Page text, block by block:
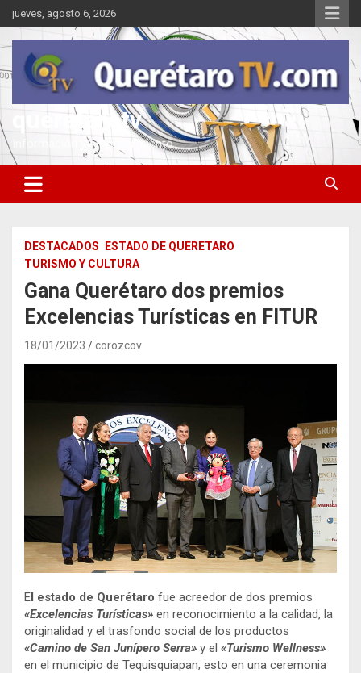
Saltar
al
contenido
jueves, agosto 6, 2026
queretarotv
Información y entretenimiento
DESTACADOS
ESTADO DE QUERETARO
TURISMO Y CULTURA
Gana Querétaro dos premios
Excelencias Turísticas en FITUR
18/01/2023 corozcov
El estado de Querétaro fue acreedor de dos premios
«Excelencias Turísticas» en reconocimiento a la calidad, la
originalidad y el trasfondo social de los productos
«Camino de San Junípero Serra» y el «Turismo Wellness»
en el municipio de Tequisquiapan; esto en una ceremonia